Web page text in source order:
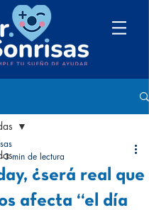
¿será real que
afecta “el día
3 min de lectura